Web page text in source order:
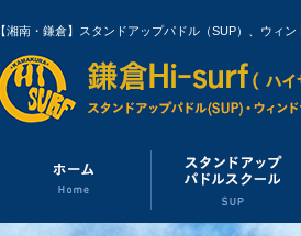
【湘南・鎌倉】スタンドアップパドル（SUP）、ウィ